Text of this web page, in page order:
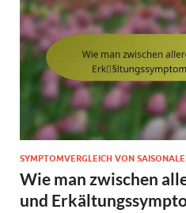
SYMPTOMVERGLEICH VON
Wie man zwischen
und